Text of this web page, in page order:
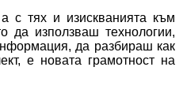
с тях и изискванията към
да използваш технологии,
да разбираш как
е новата грамотност на